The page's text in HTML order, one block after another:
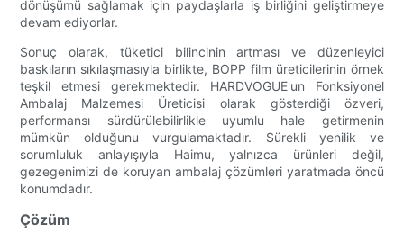
dönüşümü sağlamak için paydaşlarla iş birliğini geliştirmeye
devam ediyorlar.
Sonuç olarak, tüketici bilincinin artması ve düzenleyici
baskıların sıkılaşmasıyla birlikte, BOPP film üreticilerinin örnek
teşkil etmesi gerekmektedir. HARDVOGUE'un Fonksiyonel
Ambalaj Malzemesi Üreticisi olarak gösterdiği özveri,
performansı sürdürülebilirlikle uyumlu hale getirmenin
mümkün olduğunu vurgulamaktadır. Sürekli yenilik ve
sorumluluk anlayışıyla Haimu, yalnızca ürünleri değil,
gezegenimizi de koruyan ambalaj çözümleri yaratmada öncü
konumdadır.
Çözüm